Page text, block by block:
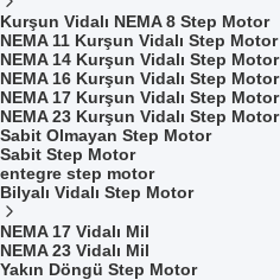
Kurşun Vidalı NEMA 8 Step Motor
NEMA 11 Kurşun Vidalı Step Motor
NEMA 14 Kurşun Vidalı Step Motor
NEMA 16 Kurşun Vidalı Step Motor
NEMA 17 Kurşun Vidalı Step Motor
NEMA 23 Kurşun Vidalı Step Motor
Sabit Olmayan Step Motor
Sabit Step Motor
entegre step motor
Bilyalı Vidalı Step Motor
NEMA 17 Vidalı Mil
NEMA 23 Vidalı Mil
Yakın Döngü Step Motor